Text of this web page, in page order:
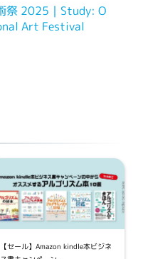
【セール】Amazon kindle本ビジネ